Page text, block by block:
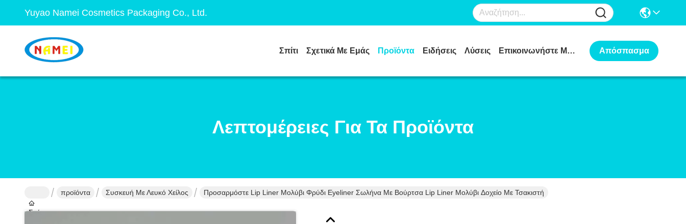
Yuyao Namei Cosmetics Packaging Co., Ltd.
Σπίτι Σχετικά Με Εμάς Προϊόντα Ειδήσεις Λύσεις Επικοινωνήστε Μαζί Μας Απόσπασμα
Λεπτομέρειες Για Τα Προϊόντα
Σπίτι
προϊόντα Συσκευή Με Λευκό Χείλος Προσαρμόστε Lip Liner Μολύβι Φρύδι Eyeliner Σωλήνα Με Βούρτσα Lip Liner Μολύβι Δοχείο Με Τσακιστή